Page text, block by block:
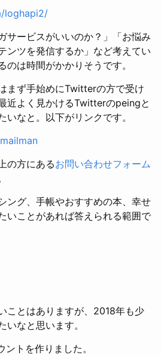
loghapi2/
サービスがいいのか？」「お悩み
ンツを発信するか」など考えてい
のは時間がかかりそうです。
まず手始めにTwitterの方で受け
近よく見かけるTwitterのpeingと
いなと。以下がリンクです。
の方にあるお問い合わせフォーム
ング、手帳やおすすめの本、幸せ
いことがあれば答えられる範囲で
ことはありますが、2018年も少
いなと思います。
トを作りました。